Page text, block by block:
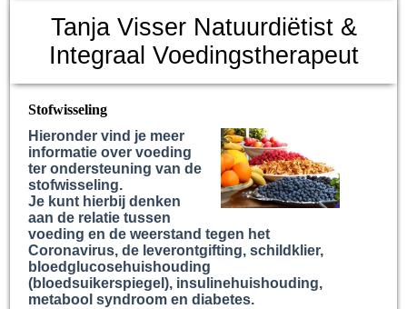
Tanja Visser Natuurdiëtist &
Integraal Voedingstherapeut
Stofwisseling
Hieronder vind je meer
informatie over voeding
ter ondersteuning van de
stofwisseling.
Je kunt hierbij denken
aan de relatie tussen
voeding en de weerstand tegen het
Coronavirus, de leverontgifting, schildklier,
bloedglucosehuishouding
(bloedsuikerspiegel), insulinehuishouding,
metabool syndroom en diabetes.